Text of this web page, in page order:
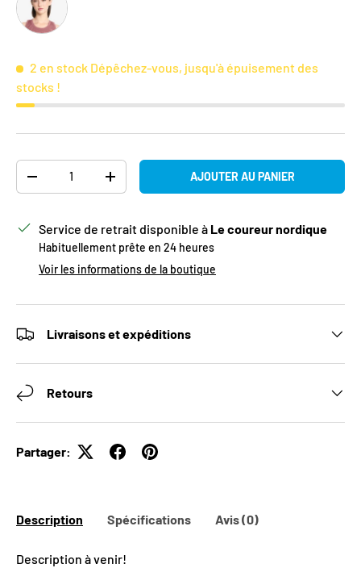
2 en stock Dépêchez-vous, jusqu'à épuisement des
stocks !
DIMINUER LA QUANTITÉAUGMENTER LA QUANTITÉAJOUTER AU PANIER
Service de retrait disponible à Le coureur nordique
Habituellement prête en 24 heures
Voir les informations de la boutique
Livraisons et expéditions
Retours
Partager:
Description Spécifications Avis (0)
Description à venir!